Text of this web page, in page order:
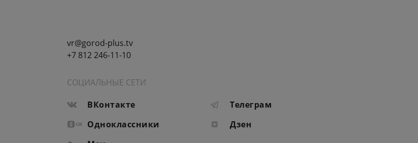
vr@gorod-plus.tv
+7 812 246-11-10
СОЦИАЛЬНЫЕ СЕТИ
ВКонтакте
Телеграм
Одноклассники
Дзен